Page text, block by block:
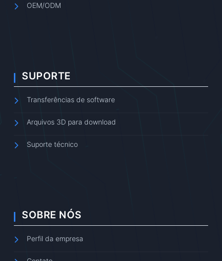
OEM/ODM
SUPORTE
Transferências de software
Arquivos 3D para download
Suporte técnico
SOBRE NÓS
Perfil da empresa